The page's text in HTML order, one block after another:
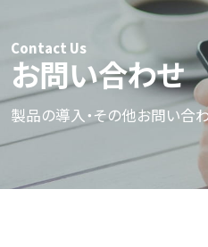
Contact Us
お問い合わせ
製品の導入・その他お問い合